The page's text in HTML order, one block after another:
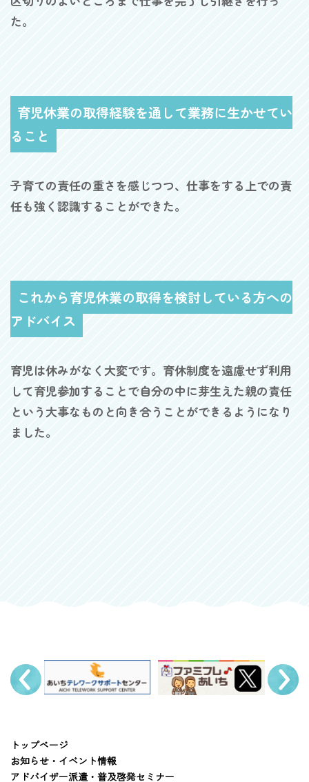
た。
育児休業の取得経験を通して業務に生かせてい
ること
子育ての責任の重さを感じつつ、仕事をする上での責
任も強く認識することができた。
これから育児休業の取得を検討している方への
アドバイス
育児は休みがなく大変です。育休制度を遠慮せず利用
して育児参加することで自分の中に芽生えた親の責任
という大事なものと向き合うことができるようになり
ました。
トップページ
お知らせ・イベント情報
アドバイザー派遣・普及啓発セミナー